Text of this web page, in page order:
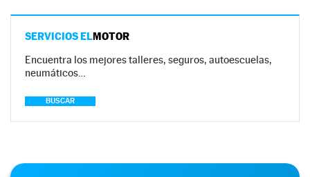
SERVICIOS ELMOTOR
Encuentra los mejores talleres, seguros, autoescuelas,
neumáticos…
BUSCAR